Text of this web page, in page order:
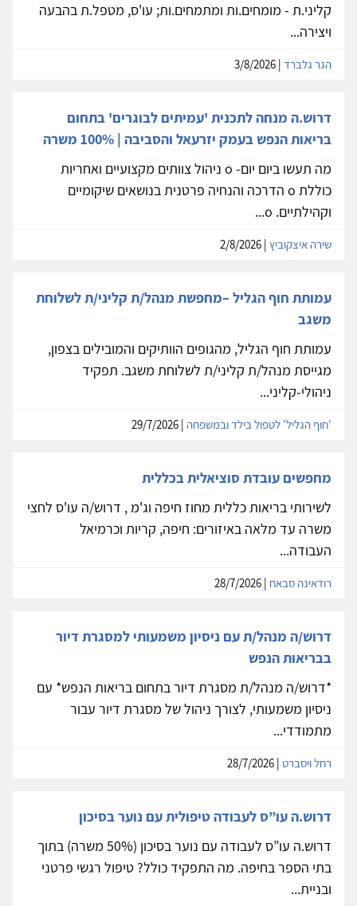
קליני.ת - מומחים.ות ומתמחים.ות; עו'ס, מטפל.ת בהבעה
ויצירה...
הגר גלברד
דרוש.ה מנחה לתכנית 'עמיתים לבוגרים' בתחום
בריאות הנפש בעמק יזרעאל והסביבה | 100% משרה
מה תעשו ביום יום- o ניהול צוותים מקצועיים ואחריות
כוללת o הדרכה והנחיה פרטנית בנושאים שיקומיים
וקהילתיים. o...
שירה איצקוביץ
עמותת חוף הגליל –מחפשת מנהל/ת קליני/ת לשלוחת
משגב
עמותת חוף הגליל, מהגופים הוותיקים והמובילים בצפון,
מגייסת מנהל/ת קליני/ת לשלוחת משגב. תפקיד
ניהולי-קליני...
'חוף הגליל' לטפול בילד ובמשפחה
מחפשים עובדת סוציאלית בכללית
לשירותי בריאות כללית מחוז חיפה וג'מ , דרוש/ה עו'ס לחצי
משרה עד מלאה באיזורים: חיפה, קריות וכרמיאל
העבודה...
רודאינה סבאח
דרוש/ה מנהל/ת עם ניסיון משמעותי למסגרת דיור
בבריאות הנפש
*דרוש/ה מנהל/ת מסגרת דיור בתחום בריאות הנפש* עם
ניסיון משמעותי, לצורך ניהול של מסגרת דיור עבור
מתמודדי...
רחל ויסברט
דרוש.ה עו”ס לעבודה טיפולית עם נוער בסיכון
דרוש.ה עו”ס לעבודה עם נוער בסיכון (50% משרה) בתוך
בתי הספר בחיפה. מה התפקיד כולל? טיפול רגשי פרטני
ובניית...